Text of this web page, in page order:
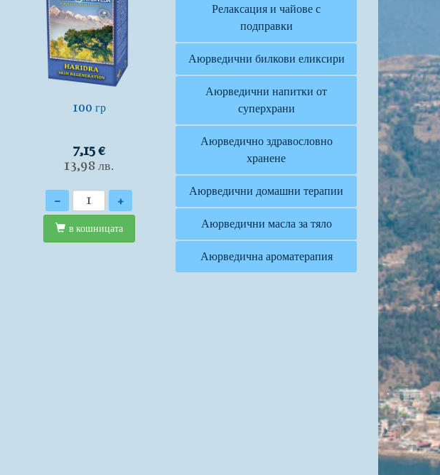
100 гр
7,15 €
13,98 лв.
Количество
- +
в кошницата
Релаксация и чайове с
подправки
Аюрведични билкови еликсири
Аюрведични напитки от
суперхрани
Аюрведично здравословно
хранене
Аюрведични домашни терапии
Аюрведични масла за тяло
Аюрведична ароматерапия